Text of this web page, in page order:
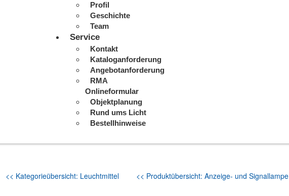
Profil
Geschichte
Team
Service
Kontakt
Kataloganforderung
Angebotanforderung
RMA
Onlineformular
Objektplanung
Rund ums Licht
Bestellhinweise
<< Kategorieübersicht: Leuchtmittel << Produktübersicht: Anzeige- und Signallampe